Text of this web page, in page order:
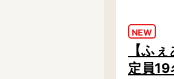
NEW
【ふ
定員19